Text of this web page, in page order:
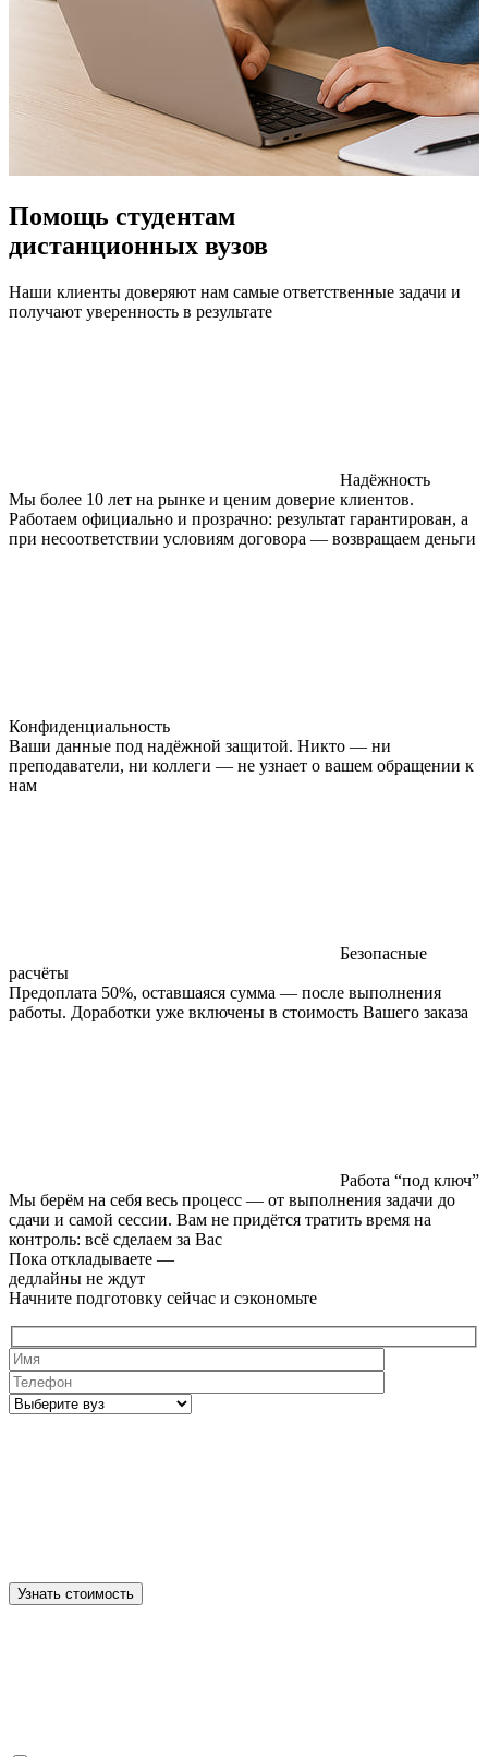
Помощь студентам
дистанционных вузов
Наши клиенты доверяют нам самые ответственные задачи и
получают уверенность в результате
Надёжность
Мы более 10 лет на рынке и ценим доверие клиентов.
Работаем официально и прозрачно: результат гарантирован, а
при несоответствии условиям договора — возвращаем деньги
Конфиденциальность
Ваши данные под надёжной защитой. Никто — ни
преподаватели, ни коллеги — не узнает о вашем обращении к
нам
Безопасные
расчёты
Предоплата 50%, оставшаяся сумма — после выполнения
работы. Доработки уже включены в стоимость Вашего заказа
Работа “под ключ”
Мы берём на себя весь процесс — от выполнения задачи до
сдачи и самой сессии. Вам не придётся тратить время на
контроль: всё сделаем за Вас
Пока откладываете —
дедлайны не ждут
Начните подготовку сейчас и сэкономьте
Узнать стоимость